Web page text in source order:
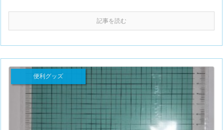
記事を読む
便利グッズ